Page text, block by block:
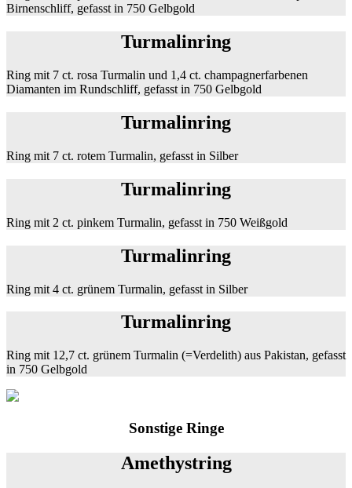
Birnenschliff, gefasst in 750 Gelbgold
Turmalinring
Ring mit 7 ct. rosa Turmalin und 1,4 ct. champagnerfarbenen
Diamanten im Rundschliff, gefasst in 750 Gelbgold
Turmalinring
Ring mit 7 ct. rotem Turmalin, gefasst in Silber
Turmalinring
Ring mit 2 ct. pinkem Turmalin, gefasst in 750 Weißgold
Turmalinring
Ring mit 4 ct. grünem Turmalin, gefasst in Silber
Turmalinring
Ring mit 12,7 ct. grünem Turmalin (=Verdelith) aus Pakistan, gefasst
in 750 Gelbgold
Sonstige Ringe
Amethystring